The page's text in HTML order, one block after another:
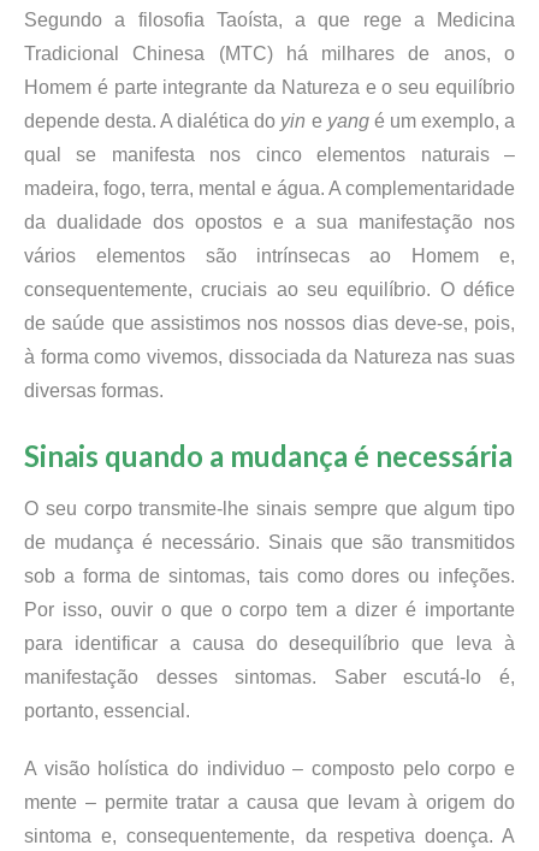
Segundo a filosofia Taoísta, a que rege a Medicina
Tradicional Chinesa (MTC) há milhares de anos, o
Homem é parte integrante da Natureza e o seu equilíbrio
depende desta. A dialética do yin e yangé um exemplo, a
qual se manifesta nos cinco elementos naturais –
madeira, fogo, terra, mental e água. A complementaridade
da dualidade dos opostos e a sua manifestação nos
vários elementos são intrínsecas ao Homem e,
consequentemente, cruciais ao seu equilíbrio. O défice
de saúde que assistimos nos nossos dias deve-se, pois,
à forma como vivemos, dissociada da Natureza nas suas
diversas formas.
Sinais quando a mudança é necessária
O seu corpo transmite-lhe sinais sempre que algum tipo
de mudança é necessário. Sinais que são transmitidos
sob a forma de sintomas, tais como dores ou infeções.
Por isso, ouvir o que o corpo tem a dizer é importante
para identificar a causa do desequilíbrio que leva à
manifestação desses sintomas. Saber escutá-lo é,
portanto, essencial.
A visão holística do individuo – composto pelo corpo e
mente – permite tratar a causa que levam à origem do
sintoma e, consequentemente, da respetiva doença. A